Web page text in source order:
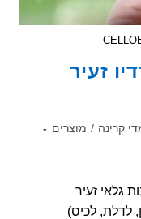
/ מוצרים